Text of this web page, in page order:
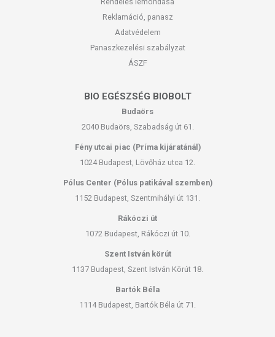
Reklamáció, panasz
Adatvédelem
Panaszkezelési szabályzat
ÁSZF
BIO EGÉSZSÉG BIOBOLT
Budaörs
2040 Budaörs, Szabadság út 61.
Fény utcai piac (Príma kijáratánál)
1024 Budapest, Lövőház utca 12.
Pólus Center (Pólus patikával szemben)
1152 Budapest, Szentmihályi út 131.
Rákóczi út
1072 Budapest, Rákóczi út 10.
Szent István körút
1137 Budapest, Szent István Körút 18.
Bartók Béla
1114 Budapest, Bartók Béla út 71.